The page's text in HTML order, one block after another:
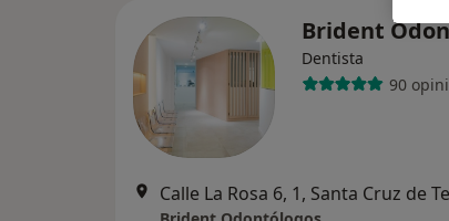
Brident
Dentista
90
Calle La Rosa 6, 1, Santa Cruz de